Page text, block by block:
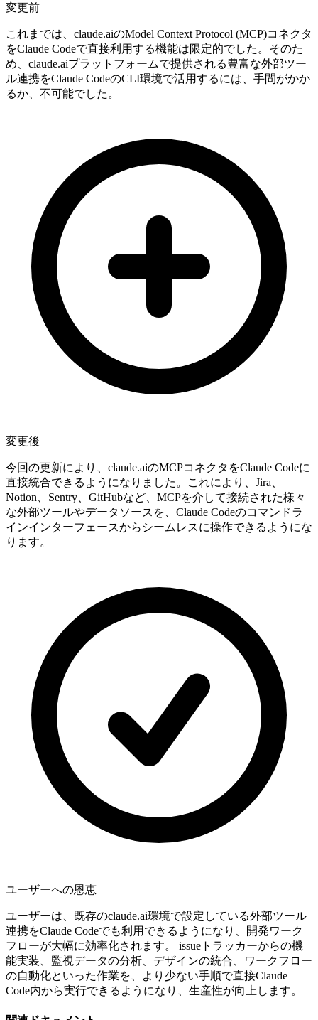
変更前
これまでは、claude.aiのModel Context Protocol (MCP)コネクタ
をClaude Codeで直接利用する機能は限定的でした。そのた
め、claude.aiプラットフォームで提供される豊富な外部ツー
ル連携をClaude CodeのCLI環境で活用するには、手間がかか
るか、不可能でした。
変更後
今回の更新により、claude.aiのMCPコネクタをClaude Codeに
直接統合できるようになりました。これにより、Jira、
Notion、Sentry、GitHubなど、MCPを介して接続された様々
な外部ツールやデータソースを、Claude Codeのコマンドラ
インインターフェースからシームレスに操作できるようにな
ります。
ユーザーへの恩恵
ユーザーは、既存のclaude.ai環境で設定している外部ツール
連携をClaude Codeでも利用できるようになり、開発ワーク
フローが大幅に効率化されます。 issueトラッカーからの機
能実装、監視データの分析、デザインの統合、ワークフロー
の自動化といった作業を、より少ない手順で直接Claude
Code内から実行できるようになり、生産性が向上します。